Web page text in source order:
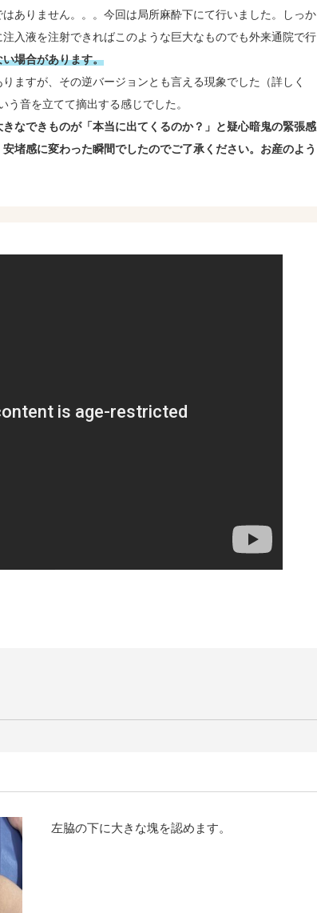
ありません。。。今回は局所麻酔下にて行いました。しっか
入液を注射できればこのような巨大なものでも外来通院で行
場合があります。
ますが、その逆バージョンとも言える現象でした（詳しく
音を立てて摘出する感じでした。
なできものが「本当に出てくるのか？」と疑心暗鬼の緊張感
堵感に変わった瞬間でしたのでご了承ください。お産のよう
左脇の下に大きな塊を認めます。